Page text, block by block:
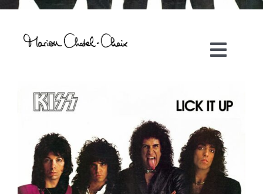
Direction créative